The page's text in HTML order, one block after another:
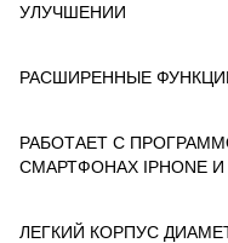
УЛУЧШЕНИИ
РАСШИРЕННЫЕ
РАБОТАЕТ С
СМАРТФОНАХ IPHONE И
ЛЕГКИЙ КОРПУС